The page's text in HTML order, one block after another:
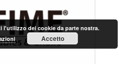
l'utilizzo dei cookie da parte nostra.
Accetto